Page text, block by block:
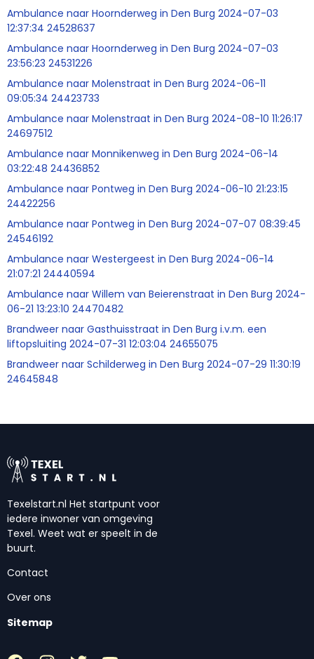
Ambulance naar Hoornderweg in Den Burg 2024-07-03
12:37:34 24528637
Ambulance naar Hoornderweg in Den Burg 2024-07-03
23:56:23 24531226
Ambulance naar Molenstraat in Den Burg 2024-06-11
09:05:34 24423733
Ambulance naar Molenstraat in Den Burg 2024-08-10 11:26:17
24697512
Ambulance naar Monnikenweg in Den Burg 2024-06-14
03:22:48 24436852
Ambulance naar Pontweg in Den Burg 2024-06-10 21:23:15
24422256
Ambulance naar Pontweg in Den Burg 2024-07-07 08:39:45
24546192
Ambulance naar Westergeest in Den Burg 2024-06-14
21:07:21 24440594
Ambulance naar Willem van Beierenstraat in Den Burg 2024-
06-21 13:23:10 24470482
Brandweer naar Gasthuisstraat in Den Burg i.v.m. een
liftopsluiting 2024-07-31 12:03:04 24655075
Brandweer naar Schilderweg in Den Burg 2024-07-29 11:30:19
24645848
Texelstart.nl Het startpunt voor
iedere inwoner van omgeving
Texel. Weet wat er speelt in de
buurt.
Contact
Over ons
Sitemap